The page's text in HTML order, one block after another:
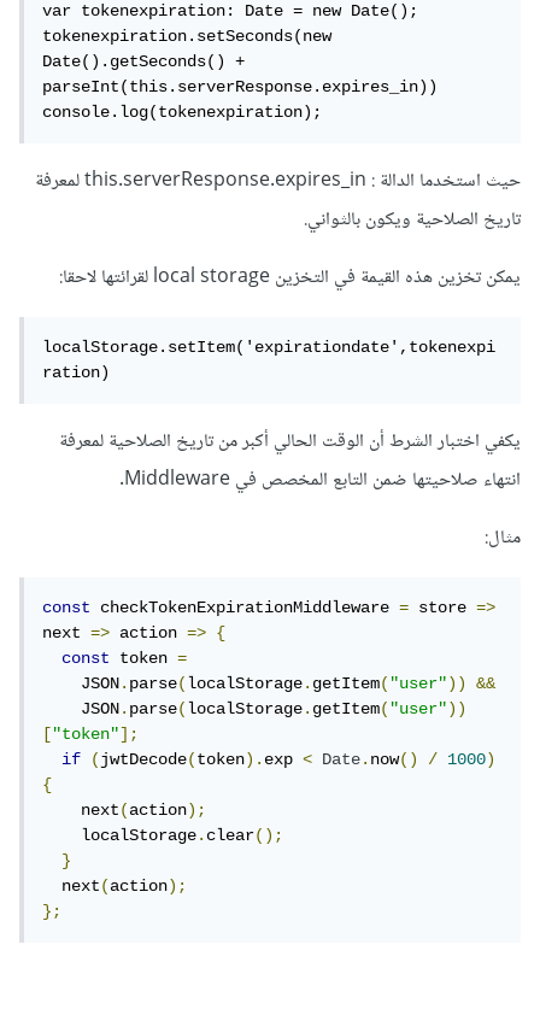
var tokenexpiration: Date = new Date();
tokenexpiration.setSeconds(new
Date().getSeconds() +
parseInt(this.serverResponse.expires_in))
console.log(tokenexpiration);
حيث استخدما الدالة : this.serverResponse.expires_in لمعرفة
تاريخ الصلاحية ويكون بالثواني.
يمكن تخزين هذه القيمة في التخزين local storage لقرائتها لاحقا:
localStorage.setItem('expirationdate',tokenexpi
ration)
يكفي اختبار الشرط أن الوقت الحالي أكبر من تاريخ الصلاحية لمعرفة
انتهاء صلاحيتها ضمن التابع المخصص في Middleware.
مثال:
const checkTokenExpirationMiddleware = store =>
next => action =>
{
const
token =
    JSON
.parse(localStorage.getItem("user"))
&&
    JSON
.parse(localStorage.getItem("user"))
["token"];
if
(jwtDecode(token).exp < Date.now() / 1000)
{
    next
(action);
    localStorage
.clear();
}
  next
(action);
};